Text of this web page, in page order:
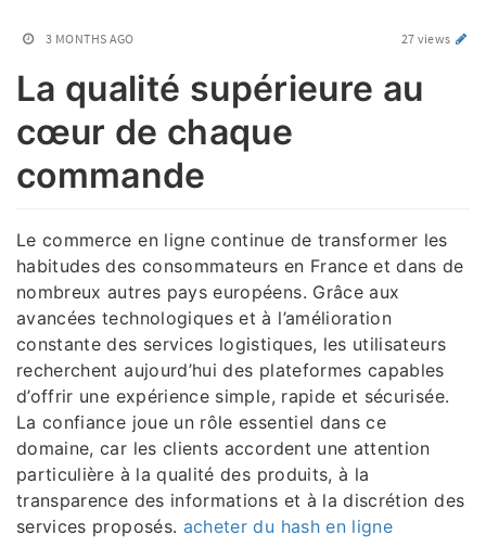
3 MONTHS AGO 27 views
La qualité supérieure au
cœur de chaque
commande
Le commerce en ligne continue de transformer les
habitudes des consommateurs en France et dans de
nombreux autres pays européens. Grâce aux
avancées technologiques et à l’amélioration
constante des services logistiques, les utilisateurs
recherchent aujourd’hui des plateformes capables
d’offrir une expérience simple, rapide et sécurisée.
La confiance joue un rôle essentiel dans ce
domaine, car les clients accordent une attention
particulière à la qualité des produits, à la
transparence des informations et à la discrétion des
services proposés. acheter du hash en ligne